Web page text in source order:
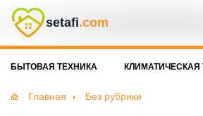
setafi.com
БЫТОВАЯ ТЕХНИКА КЛИМАТИЧЕСКАЯ
Главная Без рубрики